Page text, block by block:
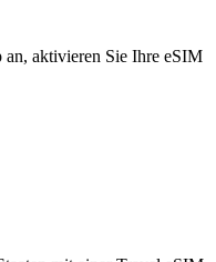
aktivieren Sie Ihre eSIM